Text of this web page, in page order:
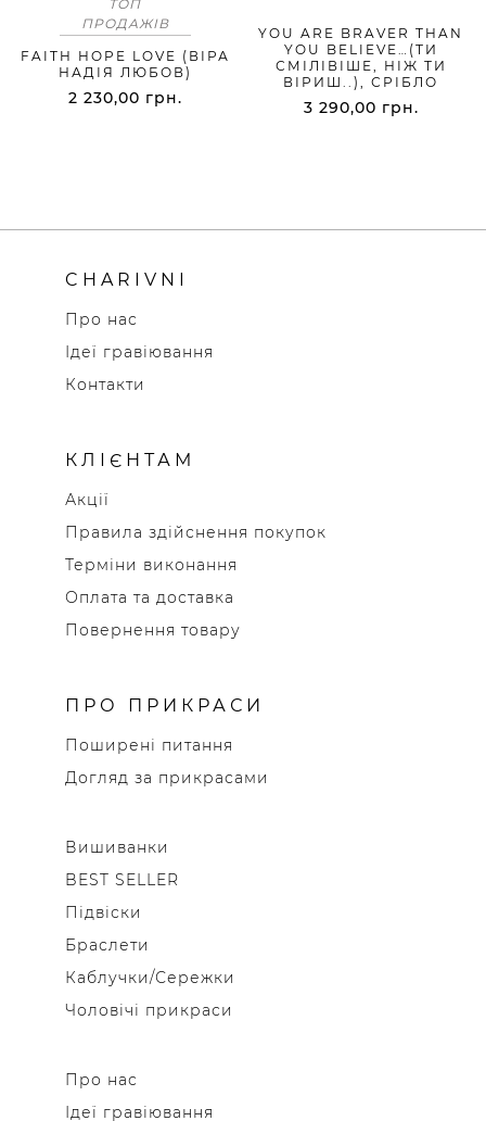
ТОП
ПРОДАЖІВ
FAITH HOPE LOVE (ВІРА
НАДІЯ ЛЮБОВ)
2 230,00 грн.
YOU ARE BRAVER THAN
YOU BELIEVE…(ТИ
СМІЛІВІШЕ, НІЖ ТИ
ВІРИШ..), СРІБЛО
3 290,00 грн.
CHARIVNI
Про нас
Ідеї гравіювання
Контакти
КЛІЄНТАМ
Акції
Правила здійснення покупок
Терміни виконання
Оплата та доставка
Повернення товару
ПРО ПРИКРАСИ
Поширені питання
Догляд за прикрасами
Вишиванки
BEST SELLER
Підвіски
Браслети
Каблучки/Сережки
Чоловічі прикраси
Про нас
Ідеї гравіювання